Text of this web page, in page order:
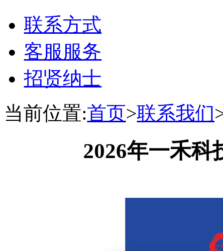
联系方式
客服服务
招贤纳士
当前位置:首页>联系我们
2026年一禾科